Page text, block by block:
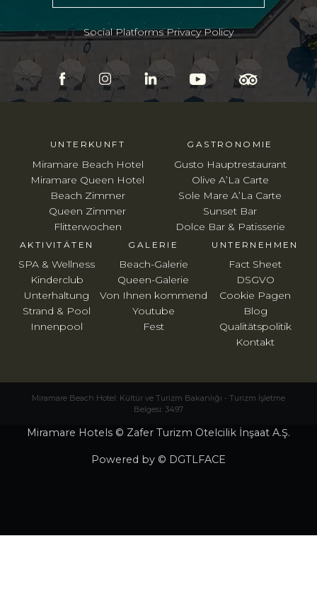
UNTERKUNFT
Miramare Beach Hotel
Miramare Queen Hotel
Beach Zimmer
Queen Zimmer
Flitterwochen
GASTRONOMIE
Gusto Hauptrestaurant
Olive A’La Carte
Sole Mare A’La Carte
Sunset Bar
Dolce Bar & Patisserie
AKTIVITÄTEN
SPA & Wellness
Kinderclub
Unterhaltung
Strand & Pool
Innenpool
UNTERNEHMEN
Fact Sheet
DSGVO
Cookie Pagen
Blog
Qualitätspolitik
Kontakt
GALERIE
Beach-Galerie
Queen-Galerie
Von Ihnen kommend
Youtube
Fest
Social Platforms Privacy Policy
Miramare Beach Hotel: Kültür ve Turizm Bakanlığı - Turizm İşletme
Belgesi: 3497
Miramare Hotels © Zafer Turizm Otelcilik İnşaat A.Ş.
Powered by © DGTLFACE